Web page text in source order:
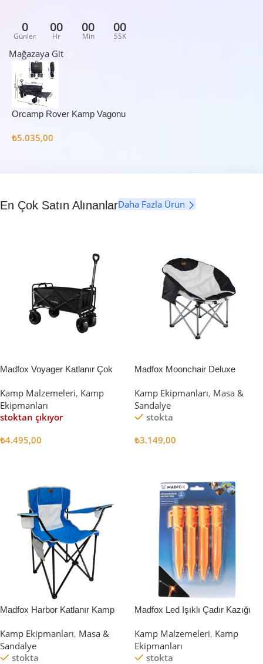
0
Günler
00
Hr
00
Min
00
SSK
Mağazaya Git
Orcamp Rover Kamp Vagonu
₺5.035,00
En Çok Satın AlınanlarDaha Fazla Ürün
Madfox Voyager Katlanır Çok
[Vagon] BLACK
Kamp Malzemeleri, Kamp
Ekipmanları
stoktan çıkıyor
₺4.495,00
Madfox Moonchair Deluxe
Siyah/Gri
Kamp Ekipmanları, Masa &
Sandalye
stokta
₺3.149,00
Madfox Harbor Katlanır Kamp
Kamp Ekipmanları, Masa &
Sandalye
stokta
Madfox Led Işıklı Çadır Kazığı
Kamp Malzemeleri, Kamp
Ekipmanları
stokta